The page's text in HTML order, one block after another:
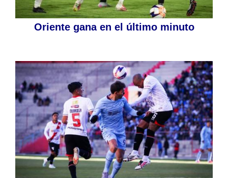
Oriente gana en el último minuto